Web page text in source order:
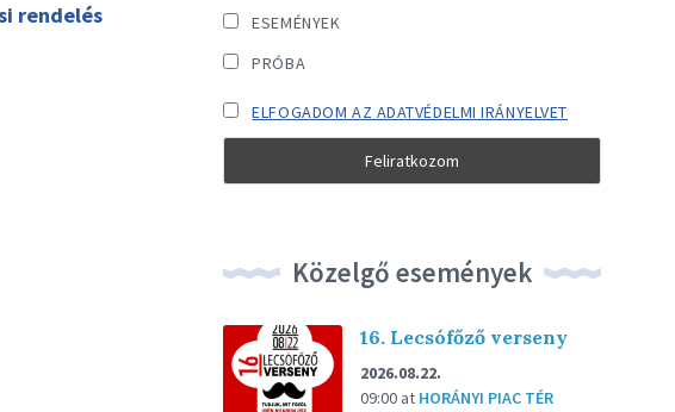
rendelés
ESEMÉNYEK
PRÓBA
ELFOGADOM AZ ADATVÉDELMI IRÁNYELVET
Közelgő események
16. Lecsófőző verseny
2026.08.22.
09:00 at HORÁNYI PIAC TÉR